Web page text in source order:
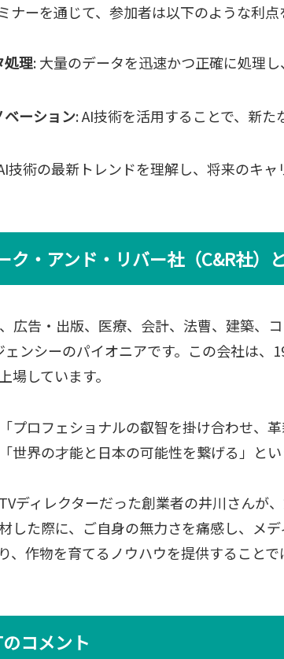
ナーを通じて、参加者は以下のような利点
処理: 大量のデータを迅速かつ正確に処理
ベーション: AI技術を活用することで、新
技術の最新トレンドを理解し、将来のキ
ク・アンド・リバー社（C&R社）
広告・出版、医療、会計、法曹、建築、
ェンシーのパイオニアです。この会社は、
場しています。
プロフェショナルの叡智を掛け合わせ、
世界の才能と日本の可能性を繋げる」とい
ディレクターだった創業者の井川さんが
した際に、ご自身の無力さを痛感し、メ
、作物を育てるノウハウを提供すること
コメント